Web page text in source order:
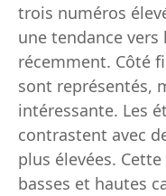
trois numéros
une tendance vers
récemment. Côté
sont représentés,
intéressante. Les
contrastent avec
plus élevées.
basses et hautes